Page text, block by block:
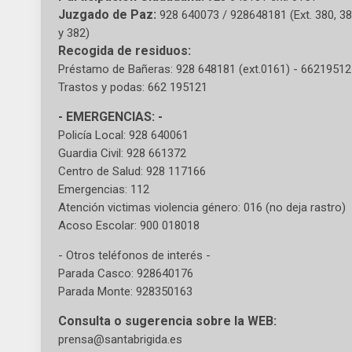
Juzgado de Paz: 928 640073 / 928648181 (Ext. 380,
y 382)
Recogida de residuos:
Préstamo de Bañeras: 928 648181 (ext.0161) -
Trastos y podas: 662 195121
- EMERGENCIAS: -
Policía Local: 928 640061
Guardia Civil: 928 661372
Centro de Salud: 928 117166
Emergencias: 112
Atención victimas violencia género: 016 (no deja rastro)
Acoso Escolar: 900 018018
- Otros teléfonos de interés -
Parada Casco: 928640176
Parada Monte: 928350163
Consulta o sugerencia sobre la WEB:
prensa@santabrigida.es